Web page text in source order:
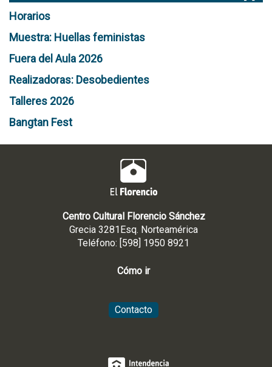
Horarios
Muestra: Huellas feministas
Fuera del Aula 2026
Realizadoras: Desobedientes
Talleres 2026
Bangtan Fest
Centro Cultural Florencio Sánchez
Grecia 3281Esq. Norteamérica
Teléfono: [598] 1950 8921
Cómo ir
Contacto